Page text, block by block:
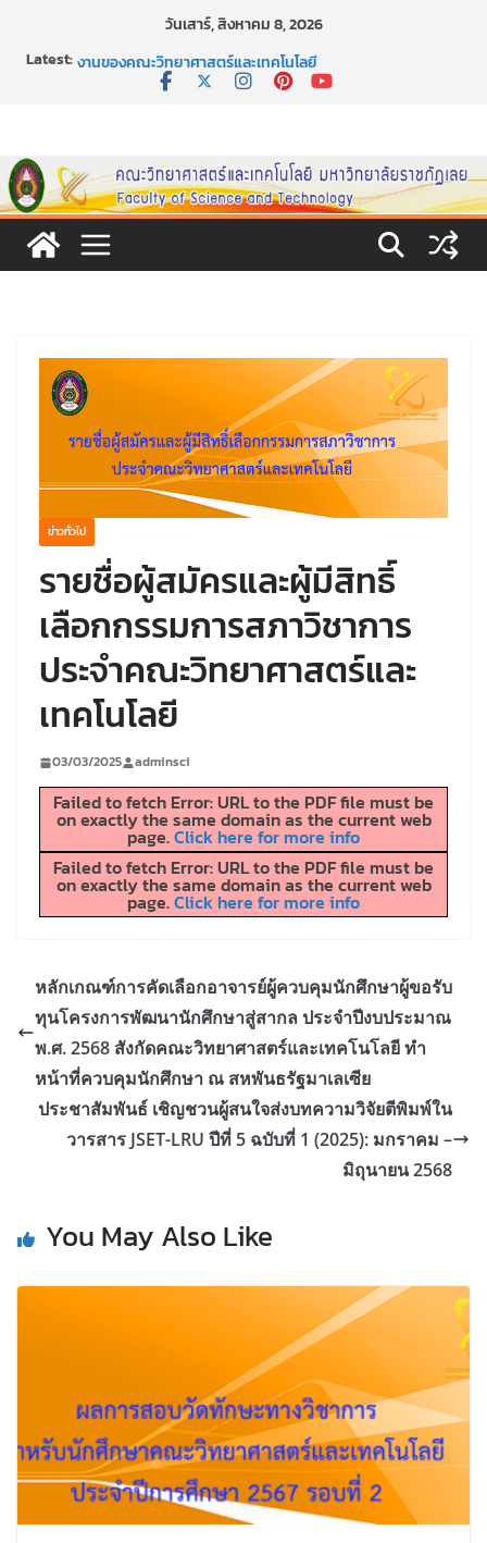
วันเสาร์, สิงหาคม 8, 2026
Latest:กิจกรรมการให้บริการคำปรึกษาและการมีส่วนร่วมในการดำเนิน
งานของคณะวิทยาศาสตร์และเทคโนโลยี
วิทยาศาสตร์และเทคโนโลยี ภาคปกติ ประจำปีการศึกษา 2569
ขอเชิญชวนประชาชนทุกคน ร่วมลงนามออนไลน์ “ลด ละ เลิก
เหล้า” ประจำปี พ.ศ. 2569
ประกาศสัปดาห์วิทยาศาสตร์แห่งชาติ ประจำปี 2569
ข่าวทั่วไป
รายชื่อผู้สมัครและผู้มีสิทธิ์
เลือกกรรมการสภาวิชาการ
ประจำคณะวิทยาศาสตร์และ
เทคโนโลยี
03/03/2025 adminsci
Failed to fetch Error: URL to the PDF file must be
on exactly the same domain as the current web
page.Click here for more info
Failed to fetch Error: URL to the PDF file must be
on exactly the same domain as the current web
page.Click here for more info
หลักเกณฑ์การคัดเลือกอาจารย์ผู้ควบคุมนักศึกษาผู้ขอรับ
ทุนโครงการพัฒนานักศึกษาสู่สากล ประจำปีงบประมาณ
พ.ศ. 2568 สังกัดคณะวิทยาศาสตร์และเทคโนโลยี ทำ
หน้าที่ควบคุมนักศึกษา ณ สหพันธรัฐมาเลเซีย
ประชาสัมพันธ์ เชิญชวนผู้สนใจส่งบทความวิจัยตีพิมพ์ใน
วารสาร JSET-LRU ปีที่ 5 ฉบับที่ 1 (2025): มกราคม –
มิถุนายน 2568
You May Also Like